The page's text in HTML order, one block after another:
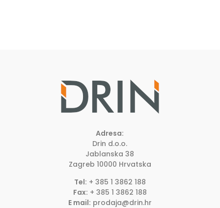
Adresa:
Drin d.o.o.
Jablanska 38
Zagreb 10000 Hrvatska
Tel: + 385 1 3862 188
Fax: + 385 1 3862 188
E mail: prodaja@drin.hr